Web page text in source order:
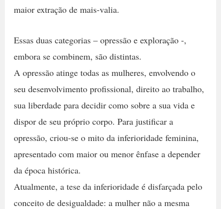
maior extração de mais-valia.
Essas duas categorias – opressão e exploração -,
embora se combinem, são distintas.
A opressão atinge todas as mulheres, envolvendo o
seu desenvolvimento profissional, direito ao trabalho,
sua liberdade para decidir como sobre a sua vida e
dispor de seu próprio corpo. Para justificar a
opressão, criou-se o mito da inferioridade feminina,
apresentado com maior ou menor ênfase a depender
da época histórica.
Atualmente, a tese da inferioridade é disfarçada pelo
conceito de desigualdade: a mulher não a mesma